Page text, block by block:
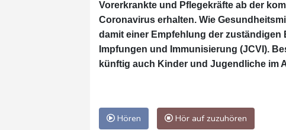
Vorerkrankte und Pflegekräfte ab der
Coronavirus erhalten. Wie
damit einer Empfehlung der
Impfungen und Immunisierung (JCVI).
künftig auch Kinder und Jugendliche im
Hören Hör auf zuzuhören